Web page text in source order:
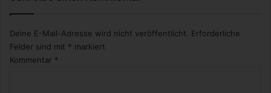
Deine E-Mail-Adresse wird nicht veröffentlicht.
Erforderliche
Felder sind mit * markiert
Kommentar *